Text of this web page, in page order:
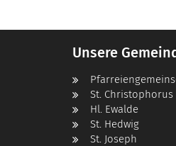
Unsere
St. Christophorus
Hl. Ewalde
St. Hedwig
St. Joseph